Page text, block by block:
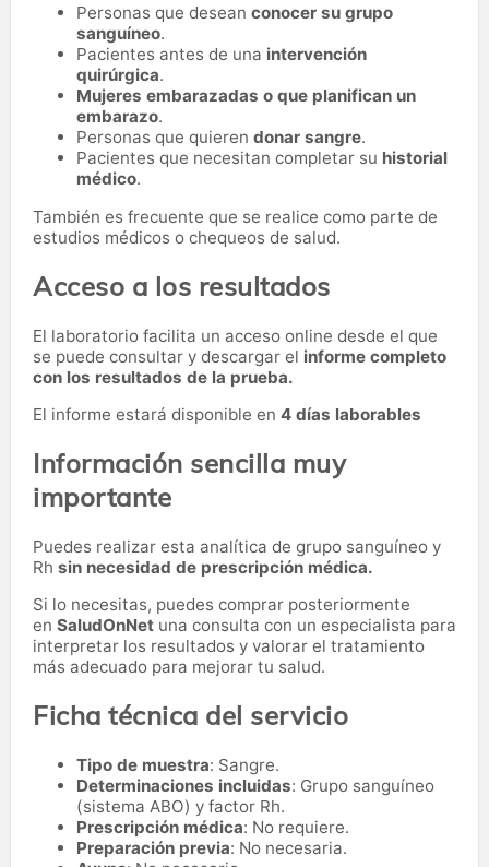
Personas que desean conocer su grupo
sanguíneo.
Pacientes antes de una intervención
quirúrgica.
Mujeres embarazadas o que planifican un
embarazo.
Personas que quieren donar sangre.
Pacientes que necesitan completar su historial
médico.
También es frecuente que se realice como parte de
estudios médicos o chequeos de salud.
Acceso a los resultados
El laboratorio facilita un acceso online desde el que
se puede consultar y descargar el informe completo
con los resultados de la prueba.
El informe estará disponible en 4 días laborables
Información sencilla muy
importante
Puedes realizar esta analítica de grupo sanguíneo y
Rh sin necesidad de prescripción médica.
Si lo necesitas, puedes comprar posteriormente
en SaludOnNet una consulta con un especialista para
interpretar los resultados y valorar el tratamiento
más adecuado para mejorar tu salud.
Ficha técnica del servicio
Tipo de muestra: Sangre.
Determinaciones incluidas: Grupo sanguíneo
(sistema ABO) y factor Rh.
Prescripción médica: No requiere.
Preparación previa: No necesaria.